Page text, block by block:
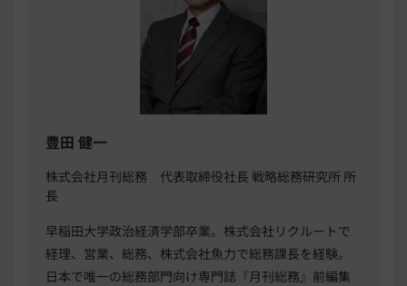
豊田 健一
株式会社月刊総務 代表取締役社長 戦略総務研究所 所
長
早稲田大学政治経済学部卒業。株式会社リクルートで
経理、営業、総務、株式会社魚力で総務課長を経験。
日本で唯一の総務部門向け専門誌『月刊総務』前編集